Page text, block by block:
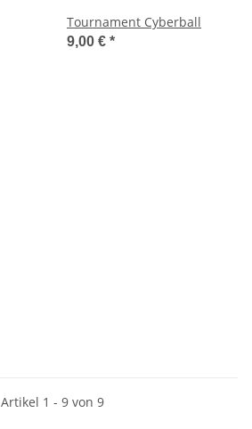
Tournament Cyberball
9,00 € *
Artikel 1 - 9 von 9